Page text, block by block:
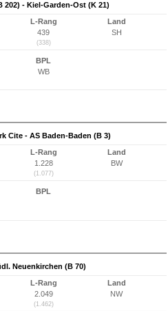
- Kiel-Garden-Ost (K 21)
L-Rang
439
(338)
Land
SH
BPL
WB
Cite - AS Baden-Baden (B 3)
L-Rang
1.228
(1.077)
Land
BW
BPL
Neuenkirchen (B 70)
L-Rang
2.049
(1.462)
Land
NW